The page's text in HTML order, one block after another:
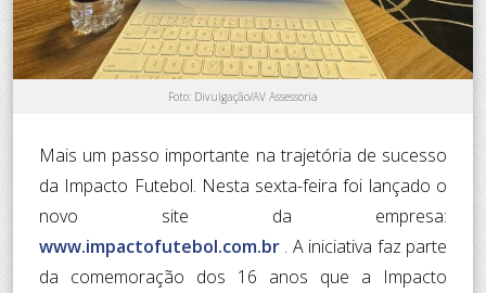
Foto: Divulgação/AV Assessoria
Mais um passo importante na trajetória de sucesso
da Impacto Futebol. Nesta sexta-feira foi lançado o
novo site da empresa:
www.impactofutebol.com.br . A iniciativa faz parte
da comemoração dos 16 anos que a Impacto